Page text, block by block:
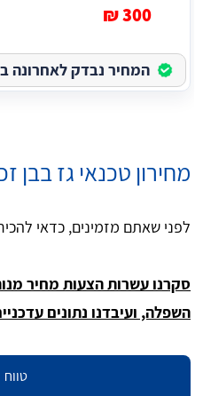
300 ₪
המחיר נבדק לאחרונה
מחירון טכנאי גז בבן
לפני שאתם מזמינים, כדאי
סקרנו עשרות הצעות מחיר
השפלה, ועיבדנו נתונים
טווח